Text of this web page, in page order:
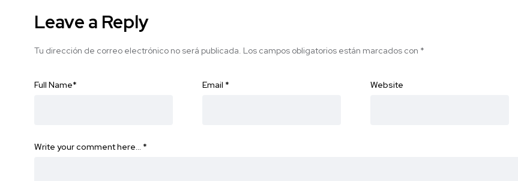
Leave a Reply
Tu dirección de correo electrónico no será publicada. Los campos obligatorios están marcados con *
Full Name* Email * Website
Write your comment here… *